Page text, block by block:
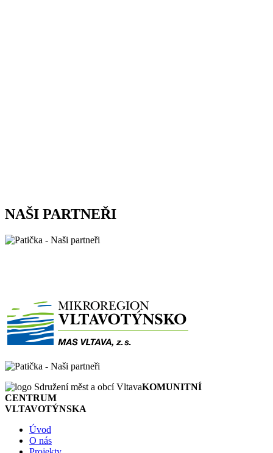
NAŠI PARTNEŘI
KOMUNITNÍ
CENTRUM
VLTAVOTÝNSKA
Úvod
O nás